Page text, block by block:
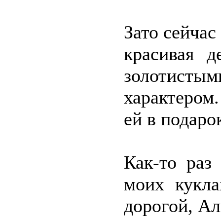
Зато
красивая
ей в
Как-то
моих
дорогой,